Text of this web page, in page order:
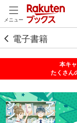
メニュー
電子書籍
本キ
たくさん